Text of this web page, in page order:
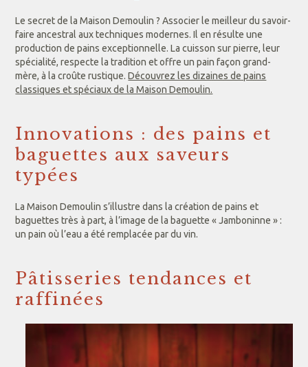
Le secret de la Maison Demoulin ? Associer le meilleur du savoir-
faire ancestral aux techniques modernes. Il en résulte une
production de pains exceptionnelle. La cuisson sur pierre, leur
spécialité, respecte la tradition et offre un pain façon grand-
mère, à la croûte rustique.Découvrez les dizaines de pains
classiques et spéciaux de la Maison Demoulin.
Innovations : des pains et
baguettes aux saveurs
typées
La Maison Demoulin s’illustre dans la création de pains et
baguettes très à part, à l’image de la baguette « Jamboninne » :
un pain où l’eau a été remplacée par du vin.
Pâtisseries tendances et
raffinées